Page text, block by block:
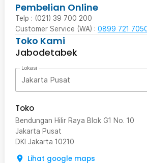
Pembelian Online
Telp : (021) 39 700 200
Customer Service (WA) : 0899 721
Toko Kami
Jabodetabek
Lokasi
Jakarta Pusat
Toko
Bendungan Hilir Raya Blok G1 No. 10
Jakarta Pusat
DKI Jakarta 10210
Lihat google maps